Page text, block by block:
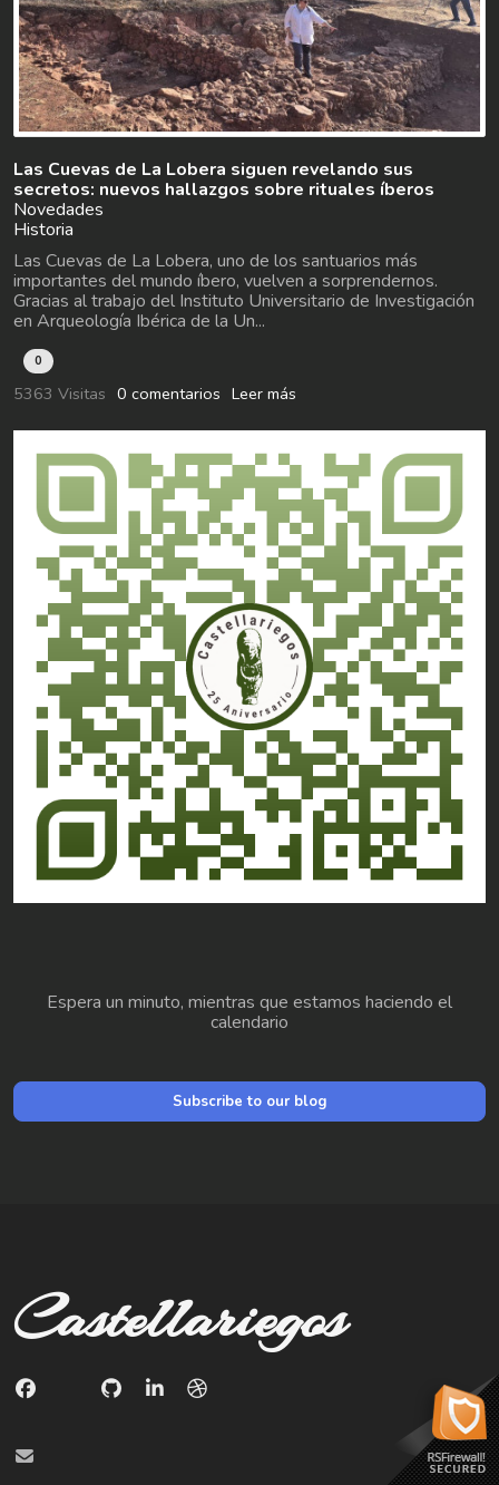
Las Cuevas de La Lobera siguen revelando sus
secretos: nuevos hallazgos sobre rituales íberos
Novedades
Historia
Las Cuevas de La Lobera, uno de los santuarios más
importantes del mundo íbero, vuelven a sorprendernos.
Gracias al trabajo del Instituto Universitario de Investigación
en Arqueología Ibérica de la Un...
0
5363 Visitas 0 comentarios Leer más
Espera un minuto, mientras que estamos haciendo el
calendario
Subscribe to our blog
Castellariegos